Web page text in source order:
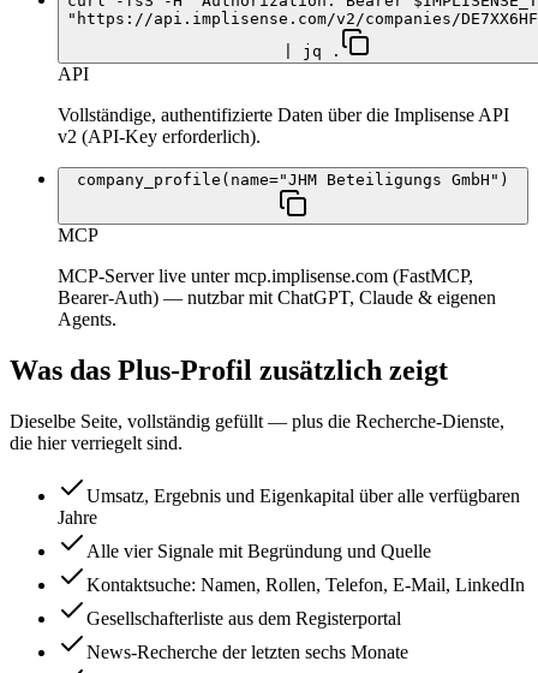
"https://api.implisense.com/v2/companies/
| jq .
API
Vollständige, authentifizierte Daten über die Implisense API
v2 (API-Key erforderlich).
company_profile(name="JHM Beteiligungs GmbH")
MCP
MCP-Server live unter mcp.implisense.com (FastMCP,
Bearer-Auth) — nutzbar mit ChatGPT, Claude & eigenen
Agents.
Was das Plus-Profil zusätzlich zeigt
Dieselbe Seite, vollständig gefüllt — plus die Recherche-Dienste,
die hier verriegelt sind.
Umsatz, Ergebnis und Eigenkapital über alle verfügbaren
Jahre
Alle vier Signale mit Begründung und Quelle
Kontaktsuche: Namen, Rollen, Telefon, E-Mail, LinkedIn
Gesellschafterliste aus dem Registerportal
News-Recherche der letzten sechs Monate